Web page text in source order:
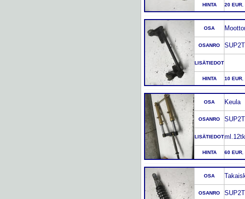
HINTA 20 EUR
OSA
OSANRO
LISÄTIEDOT
HINTA 10 EUR
OSA Keula
OSANRO
LISÄTIEDOT
HINTA 60 EUR
OSA
OSANRO